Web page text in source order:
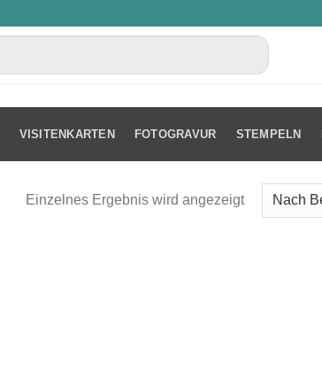
VISITENKARTEN FOTOGRAVUR STEMPELN
Einzelnes Ergebnis wird angezeigt